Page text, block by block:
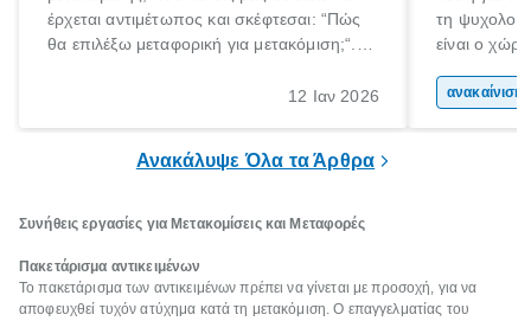
έρχεται αντιμέτωπος και σκέφτεσαι: “Πώς
θα επιλέξω μεταφορική για μετακόμιση;“.
ξεκινάς τις απαραίτητες ετοιμασίες,12 Ιαν 2026
τη
είναι ο
Επομένως,
Ανακάλυψε Όλα τα Άρθρα
Συνήθεις εργασίες για Μετακομίσεις και Μεταφορές
Πακετάρισμα αντικειμένων
Το πακετάρισμα των αντικειμένων πρέπει να γίνεται με προσοχή, για να
αποφευχθεί τυχόν ατύχημα κατά τη μετακόμιση. Ο επαγγελματίας του